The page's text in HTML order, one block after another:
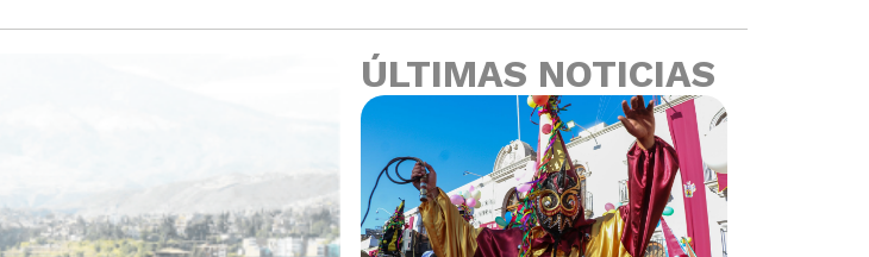
ÚLTIMAS NOTICIAS